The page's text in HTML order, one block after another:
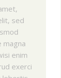
sed
magna
enim
exerci